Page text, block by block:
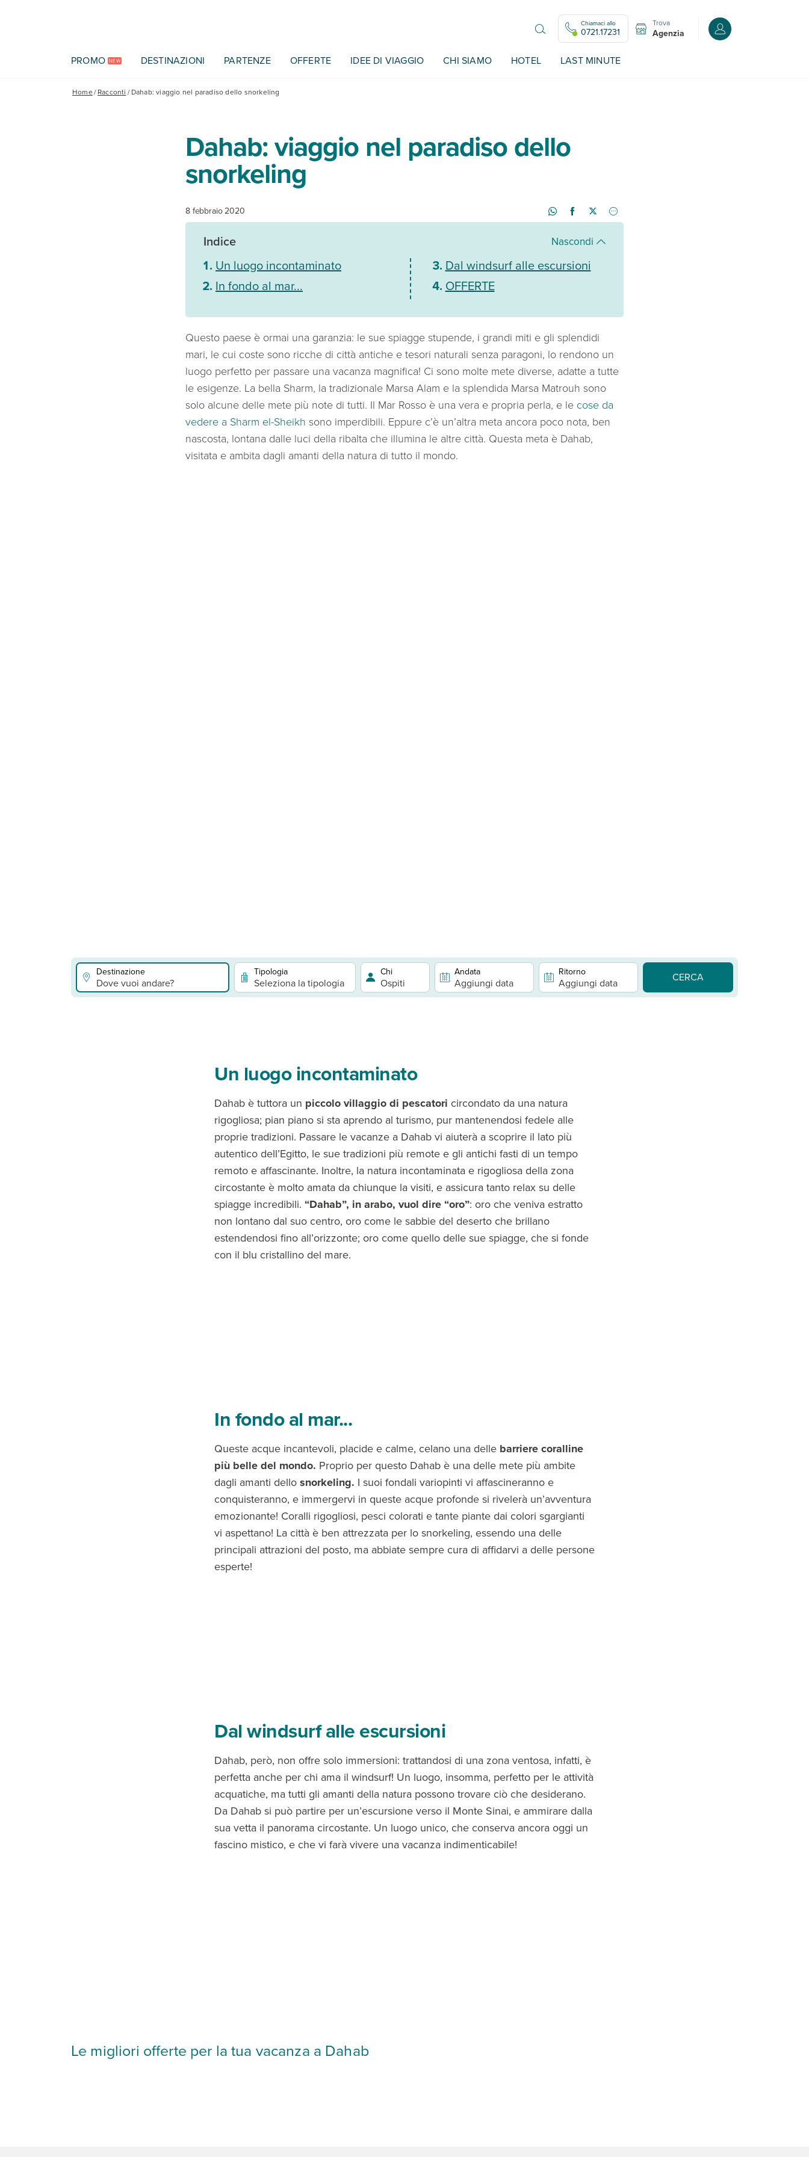
Chiamaci allo
0721.17231
Trova
Agenzia Accedi o registrati
PROMO NEW DESTINAZIONI PARTENZE OFFERTE IDEE DI VIAGGIO CHI SIAMO HOTEL LAST MINUTE
Home/Racconti /Dahab: viaggio nel paradiso dello snorkeling
Dahab: viaggio nel paradiso dello
snorkeling
8 febbraio 2020
Indice Nascondi
Un luogo incontaminato
In fondo al mar...
Dal windsurf alle escursioni
OFFERTE
Questo paese è ormai una garanzia: le sue spiagge stupende, i grandi miti e gli splendidi
mari, le cui coste sono ricche di città antiche e tesori naturali senza paragoni, lo rendono un
luogo perfetto per passare una vacanza magnifica! Ci sono molte mete diverse, adatte a tutte
le esigenze. La bella Sharm, la tradizionale Marsa Alam e la splendida Marsa Matrouh sono
solo alcune delle mete più note di tutti. Il Mar Rosso è una vera e propria perla, e le cose da
vedere a Sharm el-Sheikh sono imperdibili. Eppure c’è un’altra meta ancora poco nota, ben
nascosta, lontana dalle luci della ribalta che illumina le altre città. Questa meta è Dahab,
visitata e ambita dagli amanti della natura di tutto il mondo.
Destinazione
Dove vuoi andare?
Tipologia
Seleziona la tipologia
Chi
Ospiti
Andata
Aggiungi data
Ritorno
Aggiungi data CERCA
Un luogo incontaminato
Dahab è tuttora un piccolo villaggio di pescatori circondato da una natura
rigogliosa; pian piano si sta aprendo al turismo, pur mantenendosi fedele alle
proprie tradizioni. Passare le vacanze a Dahab vi aiuterà a scoprire il lato più
autentico dell’Egitto, le sue tradizioni più remote e gli antichi fasti di un tempo
remoto e affascinante. Inoltre, la natura incontaminata e rigogliosa della zona
circostante è molto amata da chiunque la visiti, e assicura tanto relax su delle
spiagge incredibili. “Dahab”, in arabo, vuol dire “oro”: oro che veniva estratto
non lontano dal suo centro, oro come le sabbie del deserto che brillano
estendendosi fino all’orizzonte; oro come quello delle sue spiagge, che si fonde
con il blu cristallino del mare.
In fondo al mar...
Queste acque incantevoli, placide e calme, celano una delle barriere coralline
più belle del mondo. Proprio per questo Dahab è una delle mete più ambite
dagli amanti dellosnorkeling. I suoi fondali variopinti vi affascineranno e
conquisteranno, e immergervi in queste acque profonde si rivelerà un’avventura
emozionante! Coralli rigogliosi, pesci colorati e tante piante dai colori sgargianti
vi aspettano! La città è ben attrezzata per lo snorkeling, essendo una delle
principali attrazioni del posto, ma abbiate sempre cura di affidarvi a delle persone
esperte!
Dal windsurf alle escursioni
Dahab, però, non offre solo immersioni: trattandosi di una zona ventosa, infatti, è
perfetta anche per chi ama il windsurf! Un luogo, insomma, perfetto per le attività
acquatiche, ma tutti gli amanti della natura possono trovare ciò che desiderano.
Da Dahab si può partire per un’escursione verso il Monte Sinai, e ammirare dalla
sua vetta il panorama circostante. Un luogo unico, che conserva ancora oggi un
fascino mistico, e che vi farà vivere una vacanza indimenticabile!
Le migliori offerte per la tua vacanza a Dahab